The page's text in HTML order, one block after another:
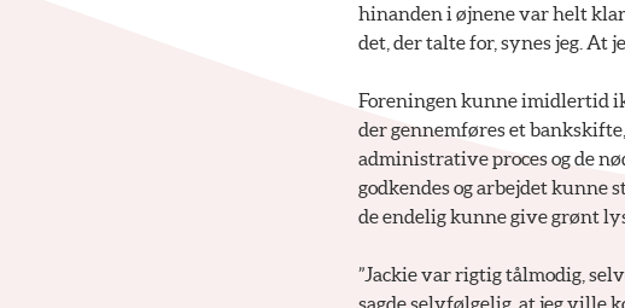
hinanden i øjnene var helt
det, der talte for, synes jeg. At
Foreningen kunne imidlertid
der gennemføres et
administrative proces og de
godkendes og arbejdet kunne
de endelig kunne give grønt
”Jackie var rigtig tålmodig,
sagde selvfølgelig, at jeg ville